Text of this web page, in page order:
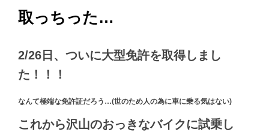
取っちった…
2/26日、ついに大型免許を取得しまし
た！！！
なんて極端な免許証だろう…(世のため人の為に車に乗る気はない)
これから沢山のおっきなバイクに試乗し